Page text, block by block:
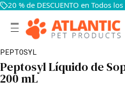
PEPTOSYL
Peptosyl Líquido de
200 mL